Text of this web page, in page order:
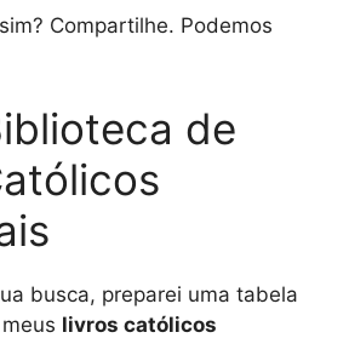
Compartilhe. Podemos
de
busca, preparei uma tabela
livros católicos